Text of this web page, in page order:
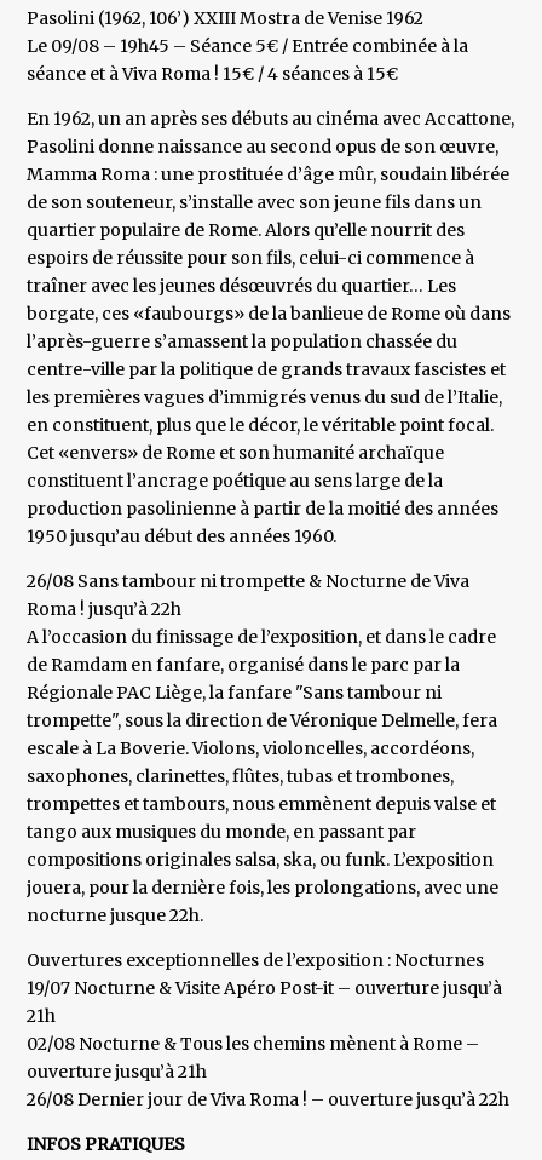
Pasolini (1962, 106’) XXIII Mostra de Venise 1962
Le 09/08 – 19h45 – Séance 5€ / Entrée combinée à la
séance et à Viva Roma ! 15€ / 4 séances à 15€
En 1962, un an après ses débuts au cinéma avec Accattone,
Pasolini donne naissance au second opus de son œuvre,
Mamma Roma : une prostituée d’âge mûr, soudain libérée
de son souteneur, s’installe avec son jeune fils dans un
quartier populaire de Rome. Alors qu’elle nourrit des
espoirs de réussite pour son fils, celui-ci commence à
traîner avec les jeunes désœuvrés du quartier… Les
borgate, ces «faubourgs» de la banlieue de Rome où dans
l’après-guerre s’amassent la population chassée du
centre-ville par la politique de grands travaux fascistes et
les premières vagues d’immigrés venus du sud de l’Italie,
en constituent, plus que le décor, le véritable point focal.
Cet «envers» de Rome et son humanité archaïque
constituent l’ancrage poétique au sens large de la
production pasolinienne à partir de la moitié des années
1950 jusqu’au début des années 1960.
26/08 Sans tambour ni trompette & Nocturne de Viva
Roma ! jusqu’à 22h
A l’occasion du finissage de l’exposition, et dans le cadre
de Ramdam en fanfare, organisé dans le parc par la
Régionale PAC Liège, la fanfare "Sans tambour ni
trompette", sous la direction de Véronique Delmelle, fera
escale à La Boverie. Violons, violoncelles, accordéons,
saxophones, clarinettes, flûtes, tubas et trombones,
trompettes et tambours, nous emmènent depuis valse et
tango aux musiques du monde, en passant par
compositions originales salsa, ska, ou funk. L’exposition
jouera, pour la dernière fois, les prolongations, avec une
nocturne jusque 22h.
Ouvertures exceptionnelles de l’exposition : Nocturnes
19/07 Nocturne & Visite Apéro Post-it – ouverture jusqu’à
21h
02/08 Nocturne & Tous les chemins mènent à Rome –
ouverture jusqu’à 21h
26/08 Dernier jour de Viva Roma ! – ouverture jusqu’à 22h
INFOS PRATIQUES